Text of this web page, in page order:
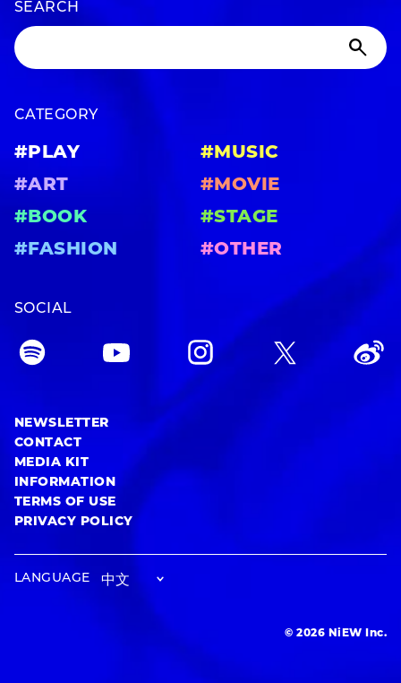
SEARCH
CATEGORY
#PLAY
#MUSIC
#ART
#MOVIE
#BOOK
#STAGE
#FASHION
#OTHER
SOCIAL
NEWSLETTER
CONTACT
MEDIA KIT
INFORMATION
TERMS OF USE
PRIVACY POLICY
LANGUAGE
© 2026 NiEW Inc.